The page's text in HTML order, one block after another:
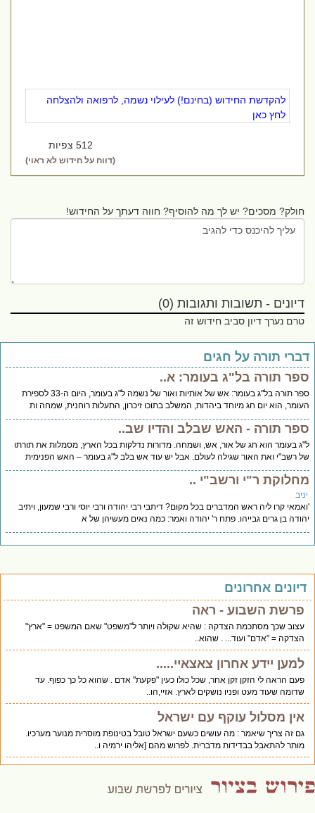
להקדשת החידוש (בחינם!) לעילוי נשמה, לרפואה ולהצלחה
לחץ כאן
512 צפיות
(דווח על חידוש לא ראוי)
חולק? מסכים? יש לך מה להוסיף? חווה דעתך על החידוש!
דיונים - תשובות ותגובות (0)
טרם נערך דיון סביב חידוש זה
תורה על חגים
תורה בל"ג בעומר: א..
ספר תורה בל"ג בעומר: אש של אותיות ואור של נשמה ל"ג בעומר, היום ה-33 לספירת
הוא יום חג מיוחד ביהדות, המשלב בתוכו זיכרון, התעלות רוחנית, שמחה ות
תורה - האש שבלב והדיו שב..
בעומר הוא חג של אור, אש, ושמחה. מדורות נדלקות בכל הארץ, מסמלות את תורתו
רשב"י ואת האור שגילה לעולם. אבל יש עוד אש בלב ל"ג בעומר – האש הפנימית
ר"י ורשב"י ..
קרו ליה ראש המדברים בכל מקום? דיתבי רבי יהודה ורבי יוסי ורבי שמעון, ויתיב
בן גרים גבייהו. פתח ר' יהודה ואמר: כמה נאים מעשיהן של א
אחרונים
פרשת השבוע - ראה
עצוב שכך מסתכמת הצדקה : שהיא שקולה ויותר ל"משפט" שאם המשפט = "ארץ"
הצדקה = "אדם" ועוד... . שהוא..
למען יידע אחרון צאצאיי.....
פעם הראה לי הזקן זקן אחר, שכל כולו כעין "פקעת" אדם . שהוא כל כך כפוף. עד
שדומה שעוד מעט ופניו נושקים לארץ. אזיי,הו..
אין מסלול עוקף עם ישראל
גם זה צריך שיאמר : מה עושים כשעם ישראל טובל בטינופת מוסרית מנוער מערכיו.
מותר להתאבל בבדידות מדברית. לפרוש מהם [אליהו ירמיה ו..